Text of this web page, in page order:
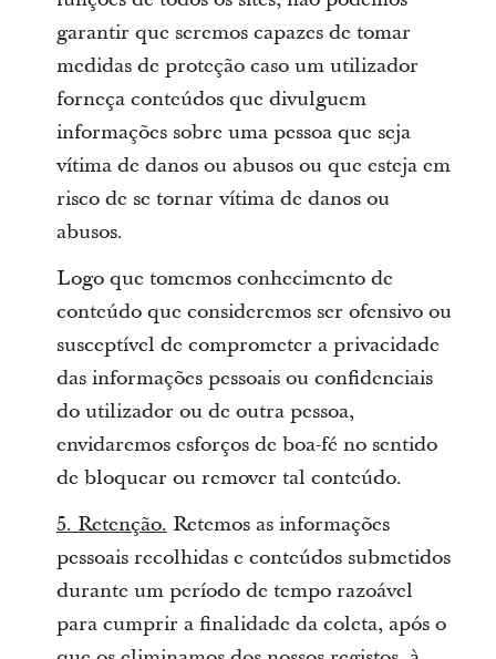
garantir que seremos capazes de tomar
medidas de proteção caso um utilizador
forneça conteúdos que divulguem
informações sobre uma pessoa que seja
vítima de danos ou abusos ou que esteja em
risco de se tornar vítima de danos ou
abusos.
Logo que tomemos conhecimento de
conteúdo que consideremos ser ofensivo ou
susceptível de comprometer a privacidade
das informações pessoais ou confidenciais
do utilizador ou de outra pessoa,
envidaremos esforços de boa-fé no sentido
de bloquear ou remover tal conteúdo.
5. Retenção.Retemos as informações
pessoais recolhidas e conteúdos submetidos
durante um período de tempo razoável
para cumprir a finalidade da coleta, após o